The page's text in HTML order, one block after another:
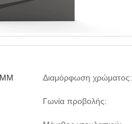
Διαμόρφωση χρώματος:
Γωνία προβολής: